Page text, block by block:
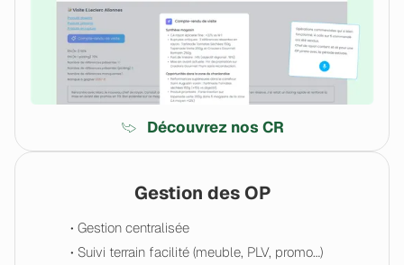
Gestion des OP
• Gestion centralisée
• Suivi terrain facilité (meuble, PLV, promo…)
Découvrez nos CR